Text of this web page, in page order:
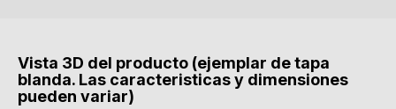
Vista 3D del producto (ejemplar de tapa
blanda. Las caracteristicas y dimensiones
pueden variar)